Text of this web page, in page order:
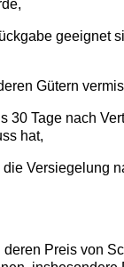
geeignet
Gütern
30 Tage nach
hat,
Versiegelung
Preis von